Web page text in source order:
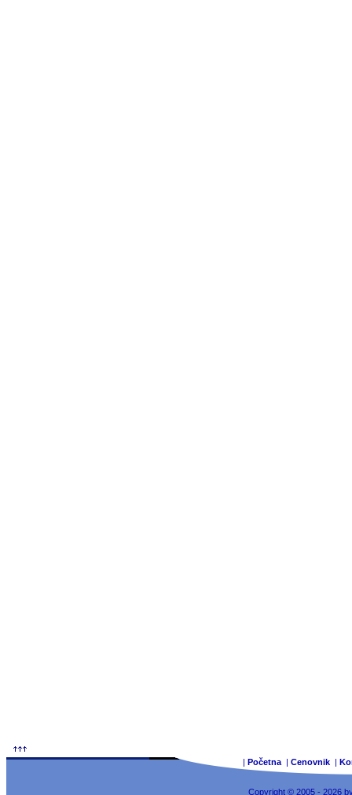
| Početna | Cenovnik |
Copyright © 2005 - 2026